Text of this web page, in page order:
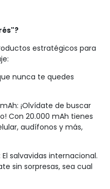
estratégicos para
nunca te quedes
¡Olvídate de buscar
Con 20.000 mAh tienes
audífonos y más,
salvavidas internacional.
sin sorpresas, sea cual